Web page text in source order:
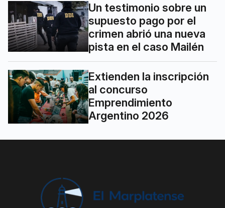
Un testimonio sobre un
supuesto pago por el
crimen abrió una nueva
pista en el caso Mailén
Extienden la inscripción
al concurso
Emprendimiento
Argentino 2026